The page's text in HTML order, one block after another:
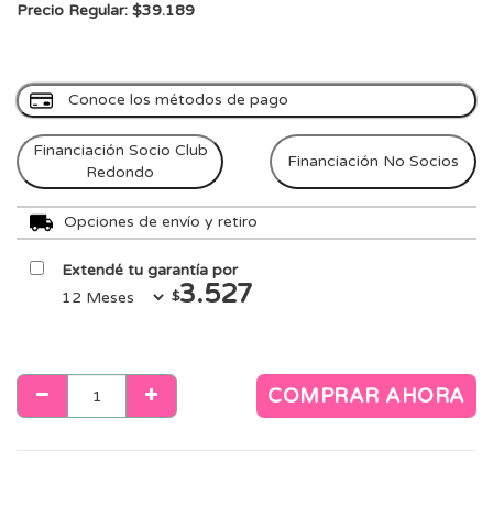
Precio Regular: $39.189
Conoce los métodos de pago
Financiación Socio Club
Redondo
Financiación No Socios
Opciones de envío y retiro
Extendé tu garantía por
$3.527
COMPRAR AHORA